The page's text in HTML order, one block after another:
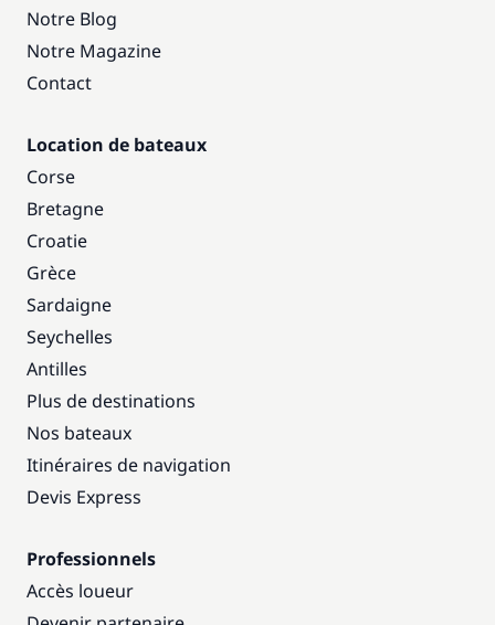
Notre Blog
Notre Magazine
Contact
Location de bateaux
Corse
Bretagne
Croatie
Grèce
Sardaigne
Seychelles
Antilles
Plus de destinations
Nos bateaux
Itinéraires de navigation
Devis Express
Professionnels
Accès loueur